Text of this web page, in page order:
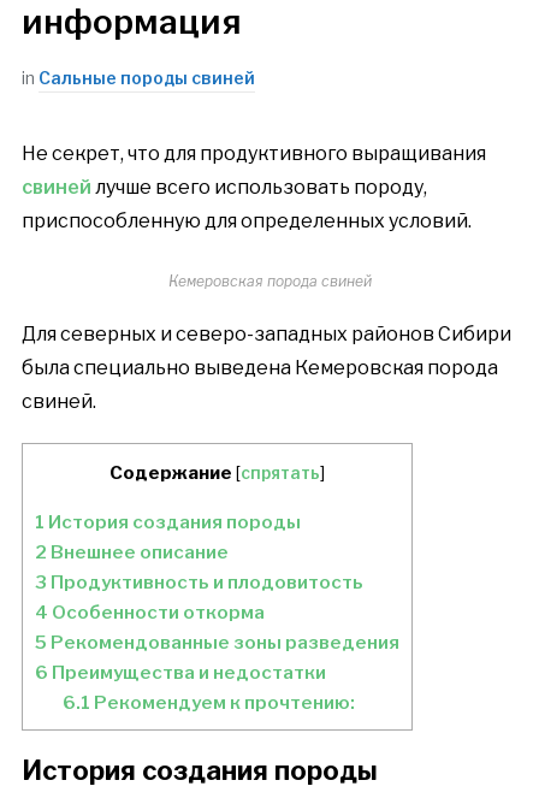
информация
in Сальные породы свиней
Не секрет, что для продуктивного выращивания
свиней лучше всего использовать породу,
приспособленную для определенных условий.
Кемеровская порода свиней
Для северных и северо-западных районов Сибири
была специально выведена Кемеровская порода
свиней.
Содержание [спрятать]
1 История создания породы
2 Внешнее описание
3 Продуктивность и плодовитость
4 Особенности откорма
5 Рекомендованные зоны разведения
6 Преимущества и недостатки
6.1 Рекомендуем к прочтению:
История создания породы